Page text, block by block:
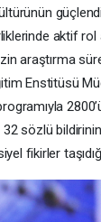
aktif rol
araştırma
Enstitüsü
sözlü bildirinin
fikirler